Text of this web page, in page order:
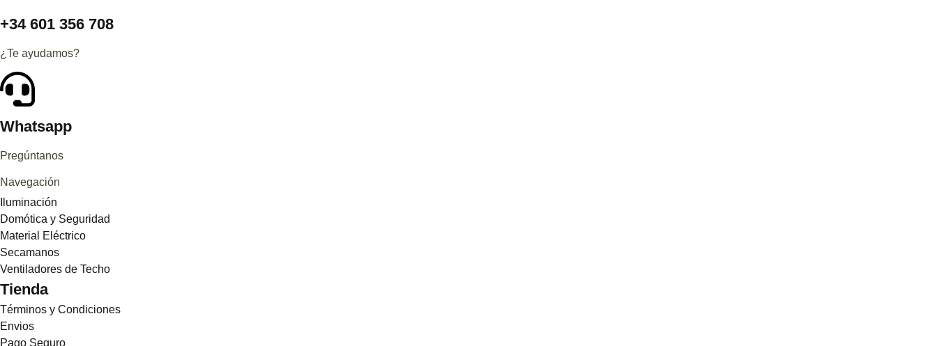
+34 601 356 708
¿Te ayudamos?
Whatsapp
Pregúntanos
Navegación
Iluminación
Domótica y Seguridad
Material Eléctrico
Secamanos
Ventiladores de Techo
Tienda
Términos y Condiciones
Envios
Pago Seguro